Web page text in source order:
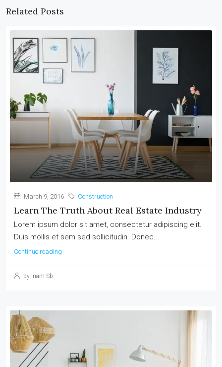
Related Posts
March 9, 2016 Construction
Learn The Truth About Real Estate Industry
Lorem ipsum dolor sit amet, consectetur adipiscing elit.
Duis mollis et sem sed sollicitudin. Donec...
Continue reading
by Inam Sb